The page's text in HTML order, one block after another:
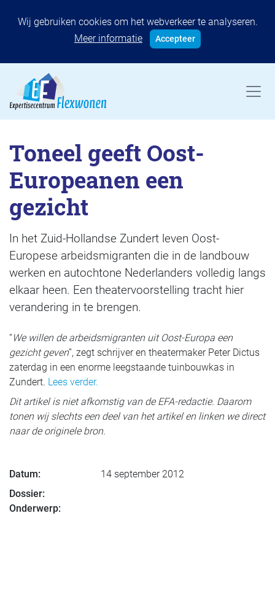
Wij gebruiken cookies om het webverkeer te analyseren.
Meer informatie
Accepteer
Toneel geeft Oost-
Europeanen een
gezicht
In het Zuid-Hollandse Zundert leven Oost-
Europese arbeidsmigranten die in de landbouw
werken en autochtone Nederlanders volledig langs
elkaar heen. Een theatervoorstelling tracht hier
verandering in te brengen.
“We willen de arbeidsmigranten uit Oost-Europa een
gezicht geven”, zegt schrijver en theatermaker Peter Dictus
zaterdag in een enorme leegstaande tuinbouwkas in
Zundert. Lees verder.
Dit artikel is niet afkomstig van de EFA-redactie. Daarom
tonen wij slechts een deel van het artikel en linken we direct
naar de originele bron.
Datum:
14 september 2012
Dossier:
Onderwerp: